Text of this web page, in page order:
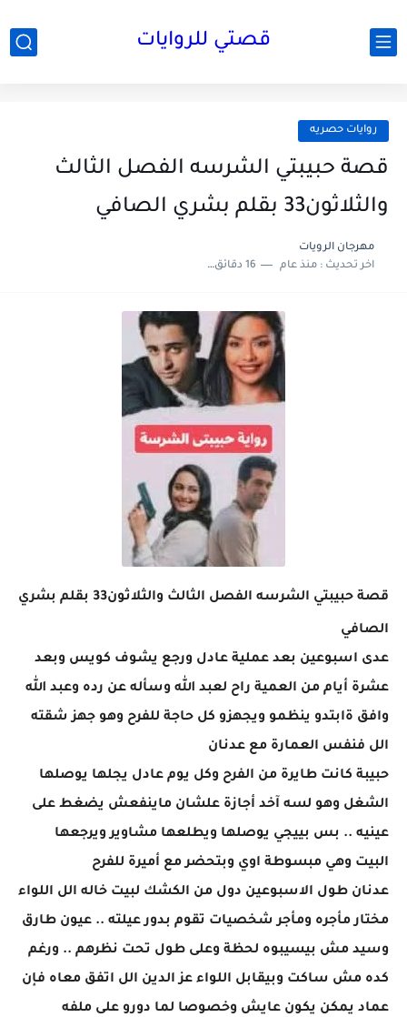
قصتي للروايات
روايات حصريه
قصة حبيبتي الشرسه الفصل الثالث
والثلاثون33 بقلم بشري الصافي
مهرجان الرويات
اخر تحديث :منذ عام 16 دقائق للقراءة
قصة حبيبتي الشرسه الفصل الثالث والثلاثون33 بقلم بشري
الصافي
عدى اسبوعين بعد عملية عادل ورجع يشوف كويس وبعد
عشرة أيام من العمية راح لعبد الله وسأله عن رده وعبد الله
وافق ةابتدو ينظمو ويجهزو كل حاجة للفرح وهو جهز شقته
الل فنفس العمارة مع عدنان
حبيبة كانت طايرة من الفرح وكل يوم عادل يجلها يوصلها
الشغل وهو لسه آخد أجازة علشان ماينفعش يضغط على
عينيه .. بس بييجي يوصلها ويطلعها مشاوير ويرجعها
البيت وهي مبسوطة اوي وبتحضر مع أميرة للفرح
عدنان طول الاسبوعين دول من الكشك لبيت خاله الل اللواء
مختار مأجره ومأجر شخصيات تقوم بدور عيلته .. عيون طارق
وسيد مش بيسيبوه لحظة وعلى طول تحت نظرهم .. ورغم
كده مش ساكت وبيقابل اللواء عز الدين الل اتفق معاه فإن
عماد يمكن يكون عايش وخصوصا لما دورو على ملفه